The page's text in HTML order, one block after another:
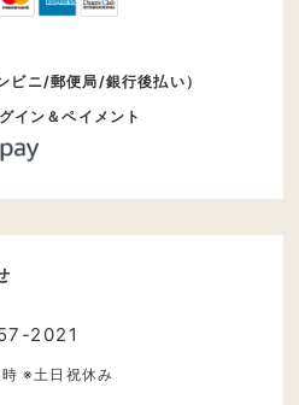
ビニ/郵便局/銀行後払い）
イン＆ペイメント
2021
※土日祝休み